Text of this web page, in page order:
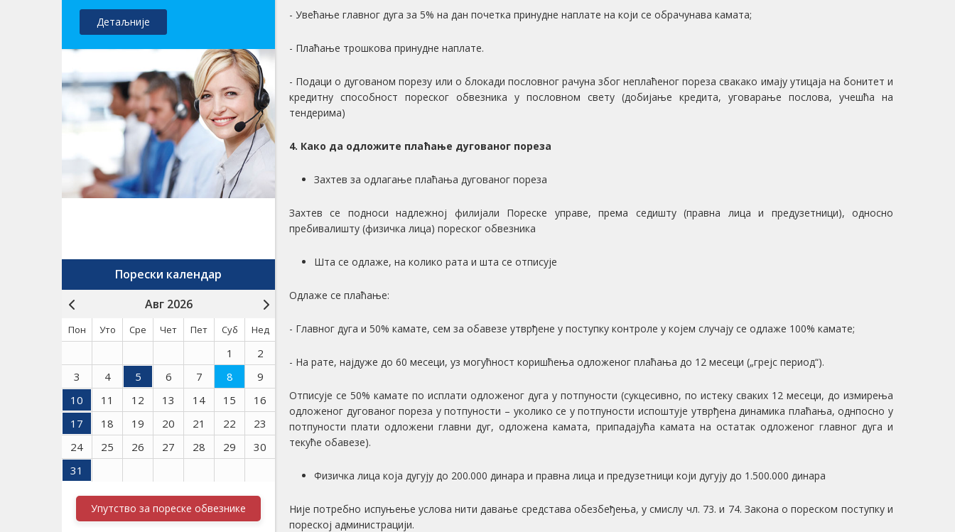
Детаљније
Порески календар
Авг 2026
Пон Уто Сре Чет Пет Суб Нед
1
2
3
4 5 6 7 8
9
10
11 12 13 14 15
16
17
18 19 20 21 22
23
24
25 26 27 28 29
30
31
Упутство за пореске обвезнике
- Увећање главног дуга за 5% на дан почетка принудне наплате на који се обрачунава камата;
- Плаћање трошкова принудне наплате.
- Подаци о дугованом порезу или о блокади пословног рачуна због неплаћеног пореза свакако имају утицаја на бонитет и
кредитну способност пореског обвезника у пословном свету (добијање кредита, уговарање послова, учешћа на
тендерима)
4. Како да одложите плаћање дугованог пореза
Захтев за одлагање плаћања дугованог пореза
Захтев се подноси надлежној филијали Пореске управе, према седишту (правна лица и предузетници), односно
пребивалишту (физичка лица) пореског обвезника
Шта се одлаже, на колико рата и шта се отписује
Одлаже се плаћање:
- Главног дуга и 50% камате, сем за обавезе утврђене у поступку контроле у којем случају се одлаже 100% камате;
- На рате, најдуже до 60 месеци, уз могућност коришћења одложеног плаћања до 12 месеци („грејс период“).
Отписује се 50% камате по исплати одложеног дуга у потпуности (сукцесивно, по истеку сваких 12 месеци, до измирења
одложеног дугованог пореза у потпуности – уколико се у потпуности испоштује утврђена динамика плаћања, однпосно у
потпуности плати одложени главни дуг, одложена камата, припадајућа камата на остатак одложеног главног дуга и
текуће обавезе).
Физичка лица која дугују до 200.000 динара и правна лица и предузетници који дугују до 1.500.000 динара
Није потребно испуњење услова нити давање средстава обезбеђења, у смислу чл. 73. и 74. Закона о пореском поступку и
пореској администрацији.